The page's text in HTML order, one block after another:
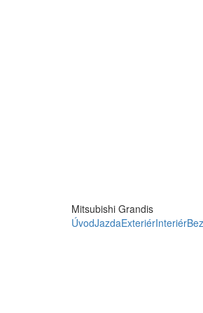
Mitsubishi Grandis
ÚvodJazdaExteriérInteriér